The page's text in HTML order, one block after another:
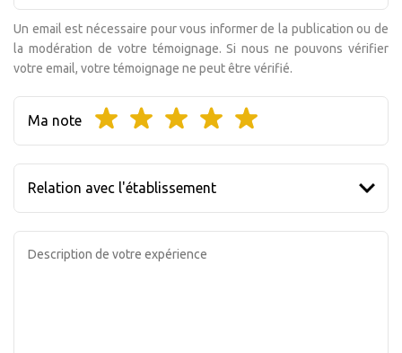
Un email est nécessaire pour vous informer de la publication ou de
la modération de votre témoignage. Si nous ne pouvons vérifier
votre email, votre témoignage ne peut être vérifié.
Ma note